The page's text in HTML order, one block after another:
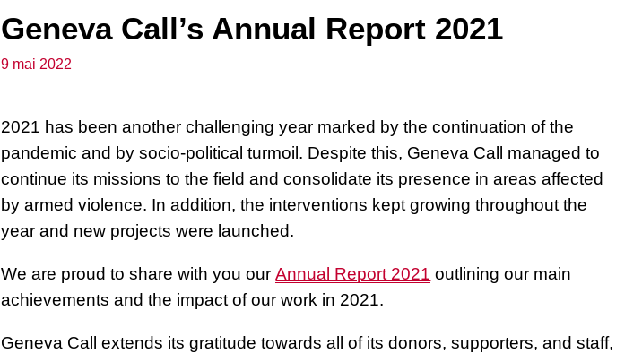
Geneva Call’s Annual Report 2021
9 mai 2022
2021 has been another challenging year marked by the continuation of the
pandemic and by socio-political turmoil. Despite this, Geneva Call managed to
continue its missions to the field and consolidate its presence in areas affected
by armed violence. In addition, the interventions kept growing throughout the
year and new projects were launched.
We are proud to share with you ourAnnual Report 2021 outlining our main
achievements and the impact of our work in 2021.
Geneva Call extends its gratitude towards all of its donors, supporters, and staff,